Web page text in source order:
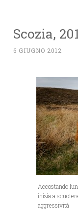
Scozia,
6 GIUGNO 2012
Accostando
inizia a
aggressività